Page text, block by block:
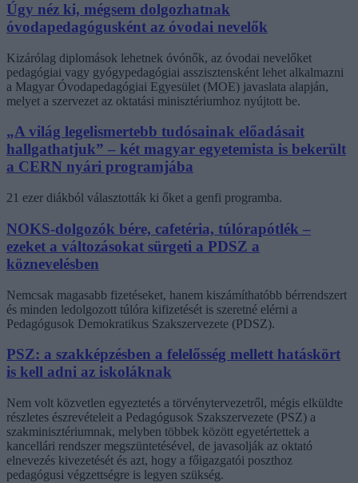
Úgy néz ki, mégsem dolgozhatnak
óvodapedagógusként az óvodai nevelők
Kizárólag diplomások lehetnek óvónők, az óvodai nevelőket
pedagógiai vagy gyógypedagógiai asszisztensként lehet alkalmazni
a Magyar Óvodapedagógiai Egyesület (MOE) javaslata alapján,
melyet a szervezet az oktatási minisztériumhoz nyújtott be.
„A világ legelismertebb tudósainak előadásait
hallgathatjuk” – két magyar egyetemista is bekerült
a CERN nyári programjába
21 ezer diákból választották ki őket a genfi programba.
NOKS-dolgozók bére, cafetéria, túlórapótlék –
ezeket a változásokat sürgeti a PDSZ a
köznevelésben
Nemcsak magasabb fizetéseket, hanem kiszámíthatóbb bérrendszert
és minden ledolgozott túlóra kifizetését is szeretné elérni a
Pedagógusok Demokratikus Szakszervezete (PDSZ).
PSZ: a szakképzésben a felelősség mellett hatáskört
is kell adni az iskoláknak
Nem volt közvetlen egyeztetés a törvénytervezetről, mégis elküldte
részletes észrevételeit a Pedagógusok Szakszervezete (PSZ) a
szakminisztériumnak, melyben többek között egyetértettek a
kancellári rendszer megszüntetésével, de javasolják az oktató
elnevezés kivezetését és azt, hogy a főigazgatói poszthoz
pedagógusi végzettségre is legyen szükség.